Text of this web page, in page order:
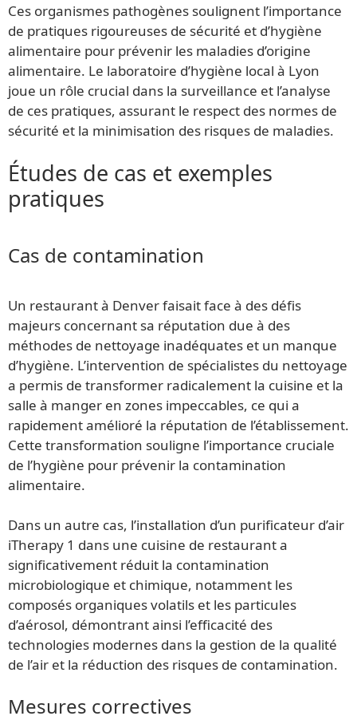
Ces organismes pathogènes soulignent l’importance
de pratiques rigoureuses de sécurité et d’hygiène
alimentaire pour prévenir les maladies d’origine
alimentaire. Le laboratoire d’hygiène local à Lyon
joue un rôle crucial dans la surveillance et l’analyse
de ces pratiques, assurant le respect des normes de
sécurité et la minimisation des risques de maladies.
Études de cas et exemples
pratiques
Cas de contamination
Un restaurant à Denver faisait face à des défis
majeurs concernant sa réputation due à des
méthodes de nettoyage inadéquates et un manque
d’hygiène. L’intervention de spécialistes du nettoyage
a permis de transformer radicalement la cuisine et la
salle à manger en zones impeccables, ce qui a
rapidement amélioré la réputation de l’établissement.
Cette transformation souligne l’importance cruciale
de l’hygiène pour prévenir la contamination
alimentaire.
Dans un autre cas, l’installation d’un purificateur d’air
iTherapy 1 dans une cuisine de restaurant a
significativement réduit la contamination
microbiologique et chimique, notamment les
composés organiques volatils et les particules
d’aérosol, démontrant ainsi l’efficacité des
technologies modernes dans la gestion de la qualité
de l’air et la réduction des risques de contamination.
Mesures correctives